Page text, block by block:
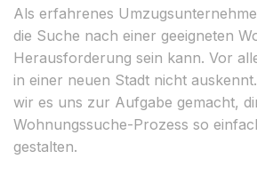
Als erfahrenes
die Suche nach einer geeigneten
Herausforderung sein kann. Vor
in einer neuen Stadt nicht
wir es uns zur Aufgabe gemacht,
Wohnungssuche-Prozess so
gestalten.